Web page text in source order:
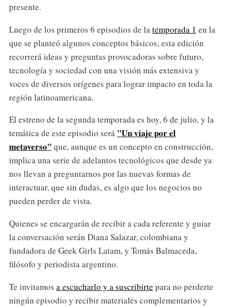
presente.
Luego de los primeros 6 episodios de la temporada 1 en la
que se planteó algunos conceptos básicos, esta edición
recorrerá ideas y preguntas provocadoras sobre futuro,
tecnología y sociedad con una visión más extensiva y
voces de diversos orígenes para lograr impacto en toda la
región latinoamericana.
El estreno de la segunda temporada es hoy, 6 de julio, y la
temática de este episodio será "Un viaje por el
metaverso" que, aunque es un concepto en construcción,
implica una serie de adelantos tecnológicos que desde ya
nos llevan a preguntarnos por las nuevas formas de
interactuar, que sin dudas, es algo que los negocios no
pueden perder de vista.
Quienes se encargarán de recibir a cada referente y guiar
la conversación serán Diana Salazar, colombiana y
fundadora de Geek Girls Latam, y Tomás Balmaceda,
filósofo y periodista argentino.
Te invitamos a escucharlo y a suscribirte para no perderte
ningún episodio y recibir materiales complementarios y